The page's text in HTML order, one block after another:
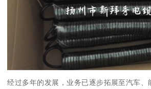
经过多年的发展，业务已逐步拓展至汽车、